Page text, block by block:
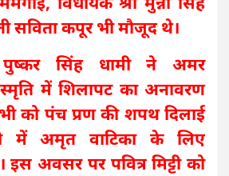
सविता कपूर भी मौजूद थे।
पुष्कर सिंह धामी ने अमर
स्मृति में शिलापट का अनावरण
को पंच प्रण की शपथ दिलाई
में अमृत वाटिका के लिए
इस अवसर पर पवित्र मिट्टी को